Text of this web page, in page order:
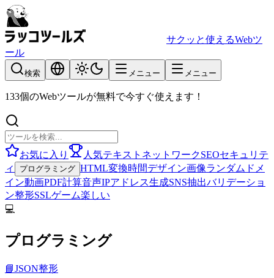
サクッと使えるWebツ
ール
検索 メニュー メニュー
133個のWebツールが無料で今すぐ使えます！
お気に入り 人気テキスト ネットワークSEOセキュリテ
ィ
プログラミング HTML変換時間デザイン画像ランダム ドメ
イン動画PDF計算音声IPアドレス生成SNS抽出バリデーショ
ン整形SSLゲーム楽しい
💻
プログラミング
📘JSON整形